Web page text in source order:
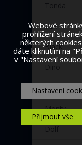
Tonda
VLK
Black
Dino
Punťa
Monty
Dolf
Webové
prohlížení
některých
dáte kliknutím na
v "Nastavení
Nastavení
Přijmout vše